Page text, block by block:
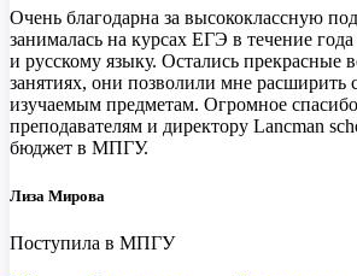
Очень благодарна за высококлассную
занималась на курсах ЕГЭ в течение
и русскому языку. Остались прекрасные
занятиях, они позволили мне расширить
изучаемым предметам. Огромное
преподавателям и директору Lancman
бюджет в МПГУ.
Лиза Мирова
Поступила в МПГУ